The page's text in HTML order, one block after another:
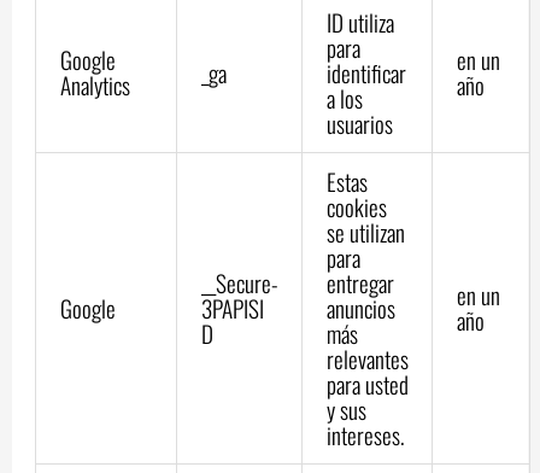
Google
Analytics _ga
ID utiliza
para
identificar
a los
usuarios
en un
año
Google
__Secure-
3PAPISI
D
Estas
cookies
se utilizan
para
entregar
anuncios
más
relevantes
para usted
y sus
intereses.
en un
año